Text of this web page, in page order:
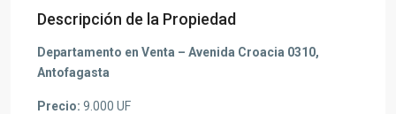
Descripción de la Propiedad
Departamento en Venta – Avenida Croacia 0310,
Antofagasta
Precio: 9.000 UF